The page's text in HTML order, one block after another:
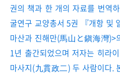
권의 책과 한 개의 자료를 번역
굴연구 교양총서 5권 『개항 및
마산과 진해만(馬山と鎭海灣)>
1년 출간되었으며 저자는 히라
마사지(九貫政二) 두 사람이다.